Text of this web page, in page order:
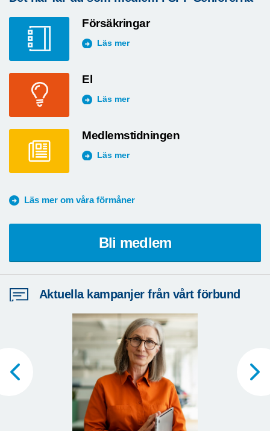
Försäkringar
Läs mer
El
Läs mer
Medlemstidningen
Läs mer
Läs mer om våra förmåner
Bli medlem
Aktuella kampanjer från vårt förbund